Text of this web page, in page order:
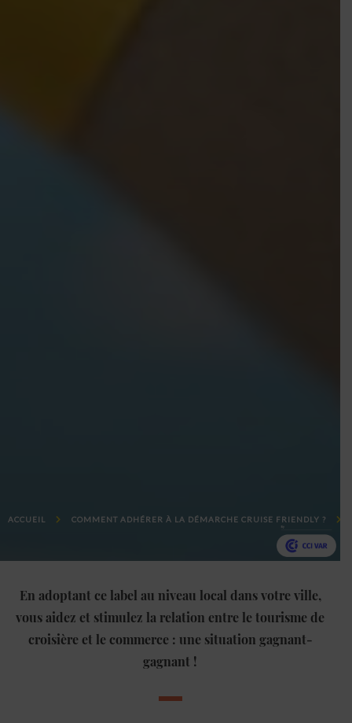
ACCUEIL COMMENT ADHÉRER À LA DÉMARCHE CRUISE FRIENDLY ?
En adoptant ce label au niveau local dans votre ville,
vous aidez et stimulez la relation entre le tourisme de
croisière et le commerce : une situation gagnant-
gagnant !